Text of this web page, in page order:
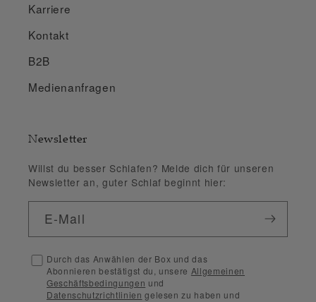
Karriere
Kontakt
B2B
Medienanfragen
Newsletter
Willst du besser Schlafen? Melde dich für unseren
Newsletter an, guter Schlaf beginnt hier:
E-Mail
Durch das Anwählen der Box und das
Abonnieren bestätigst du, unsere Allgemeinen
Geschäftsbedingungen und
Datenschutzrichtlinien gelesen zu haben und